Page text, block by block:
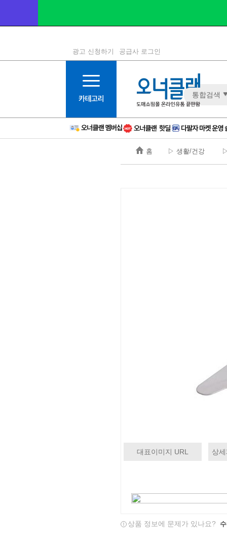
11등급
12등급
14등급
광고 신청하기 공급사 로그인
통합검색
홈 ▷ 생활/건강
대표이미지 URL 상
상품 정보에 문제가 있나요?